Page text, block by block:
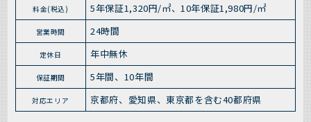
料金(税込) 5年保証1,320円/㎡、10年保証1,980円/㎡
営業時間 24時間
定休日 年中無休
保証期間 5年間、10年間
対応エリア 京都府、愛知県、東京都を含む40都府県